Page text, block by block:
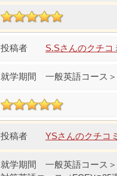
S.Sさんのクチコ
一般英語コース
YSさんのクチコ
一般英語コース